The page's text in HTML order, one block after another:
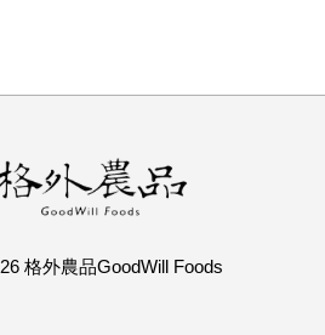
格外農品GoodWill Foods